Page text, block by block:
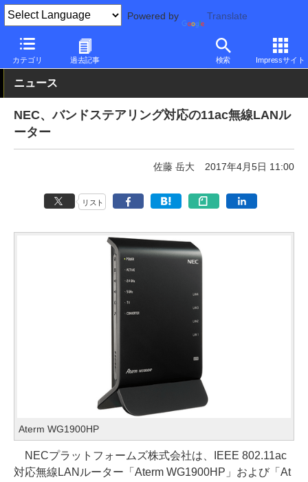
Powered by Translate
カテゴリ 過去記事 検索 Impressサイト
PC Watch 半導体/周辺機器
ニュース
NEC、バンドステアリング対応の11ac無線LANル
ーター
佐藤 岳大 2017年4月5日 11:00
リスト
Aterm WG1900HP
NECプラットフォームズ株式会社は、IEEE 802.11ac
対応無線LANルーター「Aterm WG1900HP」および「At